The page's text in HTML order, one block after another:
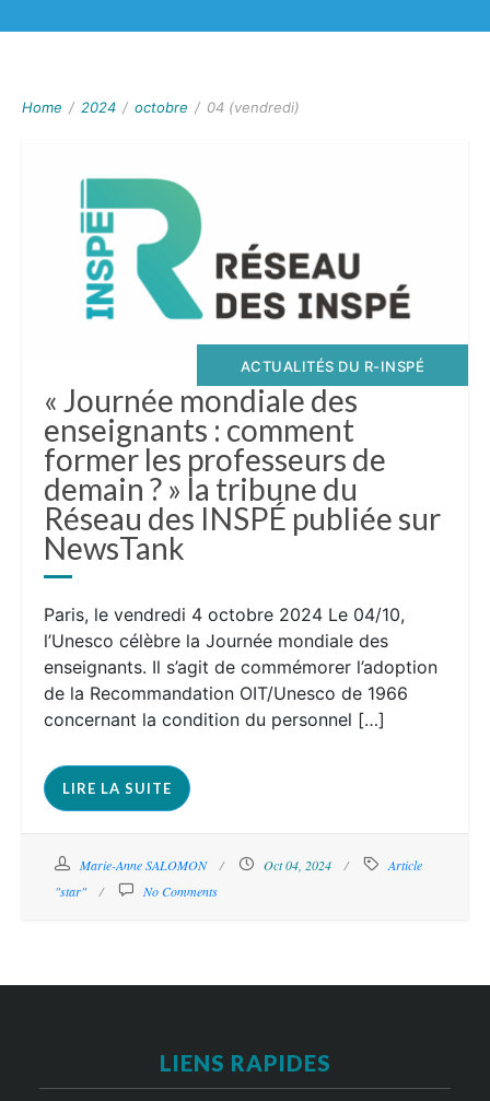
Home / 2024 / octobre / 04 (vendredi)
ACTUALITÉS DU R-INSPÉ
« Journée mondiale des
enseignants : comment
former les professeurs de
demain ? » la tribune du
Réseau des INSPÉ publiée sur
NewsTank
Paris, le vendredi 4 octobre 2024 Le 04/10,
l’Unesco célèbre la Journée mondiale des
enseignants. Il s’agit de commémorer l’adoption
de la Recommandation OIT/Unesco de 1966
concernant la condition du personnel […]
LIRE LA SUITE
Marie-Anne SALOMON Oct 04, 2024
Article
"star"
No Comments
LIENS RAPIDES